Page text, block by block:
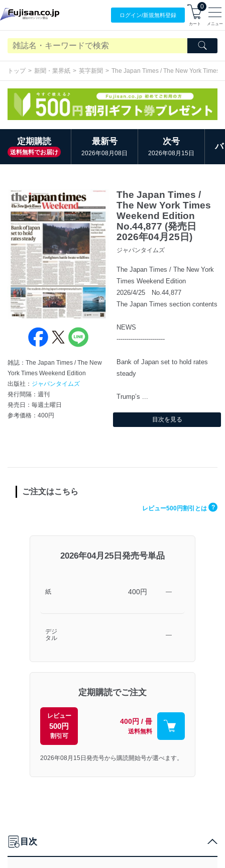
ログイン/新規無料登録
0
カート メニュー
トップ 新聞・業界紙 英字新聞 The Japan Times / The New York Times
定期購読
送料無料でお届け
最新号
2026年08月08日
次号
2026年08月15日
雑誌：The Japan Times / The New
York Times Weekend Edition
出版社： ジャパンタイムズ
発行間隔：週刊
発売日：毎週土曜日
参考価格：400円
The Japan Times /
The New York Times
Weekend Edition
No.44,877 (発売日
2026年04月25日)
ジャパンタイムズ
The Japan Times / The New York
Times Weekend Edition
2026/4/25 No.44,877
The Japan Times section contents
NEWS
------------------------
Bank of Japan set to hold rates
steady
Trump’s ...
目次を見る
ご注文はこちら
レビュー500円割引とは ?
2026年04月25日発売号単品
紙 400円 ―
デジ
タル
―
定期購読でご注文
レビュー
500円
割引可
400円 / 冊
送料無料
2026年08月15日発売号から購読開始号が選べます。
目次